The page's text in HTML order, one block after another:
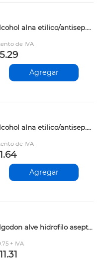
Alcohol alna etilico/antisep.70% 950cc
de IVA
Agregar
Alcohol alna etilico/antisep.70%240cc
de IVA
Agregar
Algodon alve hidrofilo aseptico 100gr
+ IVA